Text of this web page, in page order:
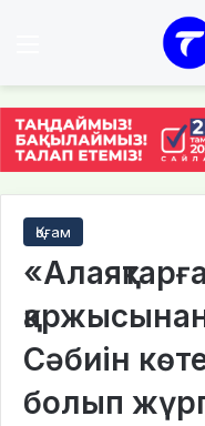
Қоғам
Сәбиін
болып